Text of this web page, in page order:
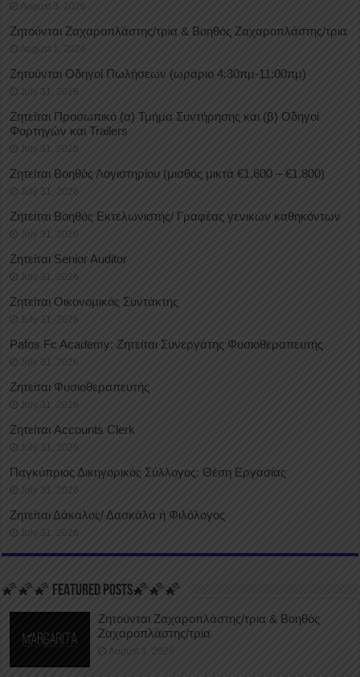
August 3, 2026
Ζητούνται Ζαχαροπλάστης/τρια & Βοηθός Ζαχαροπλάστης/τρια
August 1, 2026
Ζητούνται Οδηγοί Πωλήσεων (ωράριο 4:30πμ-11:00πμ)
July 31, 2026
Ζητείται Προσωπικό (α) Τμήμα Συντήρησης και (β) Οδηγοί
Φορτηγών και Trailers
July 31, 2026
Ζητείται Βοηθός Λογιστηρίου (μισθός μικτά €1.600 – €1.800)
July 31, 2026
Ζητείται Βοηθός Εκτελωνιστής/ Γραφέας γενικών καθηκόντων
July 31, 2026
Ζητείται Senior Auditor
July 31, 2026
Ζητείται Οικονομικός Συντάκτης
July 31, 2026
Pafos Fc Academy: Ζητείται Συνεργάτης Φυσιοθεραπευτής
July 31, 2026
Ζητείται Φυσιοθεραπευτής
July 31, 2026
Ζητείται Accounts Clerk
July 31, 2026
Παγκύπριος Δικηγορικός Σύλλογος: Θέση Εργασίας
July 31, 2026
Ζητείται Δάκαλος/ Δασκάλα ή Φιλόλογος
July 31, 2026
🌠🌠🌠 FEATURED POSTS🌠🌠🌠
Ζητούνται Ζαχαροπλάστης/τρια & Βοηθός
Ζαχαροπλάστης/τρια
August 1, 2026